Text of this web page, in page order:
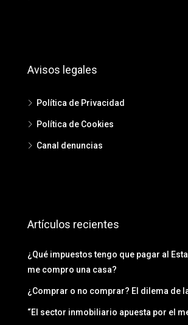
Avisos legales
Política de Privacidad
Política de Cookies
Canal denuncias
Artículos recientes
¿Qué impuestos tengo que pagar al
me compro una casa?
¿Comprar o no comprar? El dilema de
“El sector inmobiliario apuesta por el